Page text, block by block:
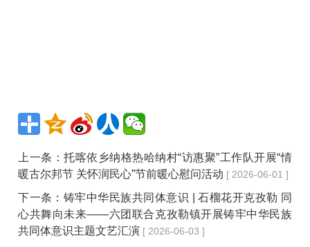
上一条：托喀依乡纳格热哈纳村“访惠聚”工作队开展“情
暖古尔邦节 关怀润民心”节前暖心慰问活动 [ 2026-06-01 ]
下一条： 铸牢中华民族共同体意识 | 石榴花开克孜勒 同
心共舞向未来——六团联合克孜勒镇开展铸牢中华民族
共同体意识主题文艺汇演 [ 2026-06-03 ]